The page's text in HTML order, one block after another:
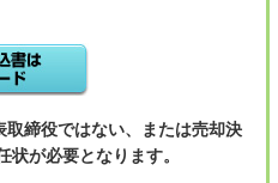
締役ではない、または売却決
が必要となります。